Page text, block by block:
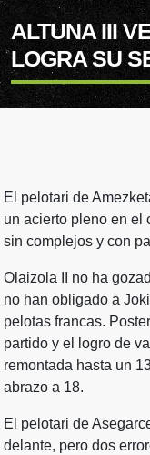
ALTUNA III
LOGRA SU
El pelotari de
un acierto pleno en el
sin complejos y con
Olaizola II no ha
no han obligado a
pelotas francas.
partido y el logro de
remontada hasta un
abrazo a 18.
El pelotari de
delante, pero dos